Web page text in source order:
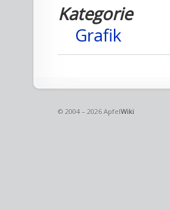
Kategorie
Grafik
© 2004 – 2026 ApfelWiki